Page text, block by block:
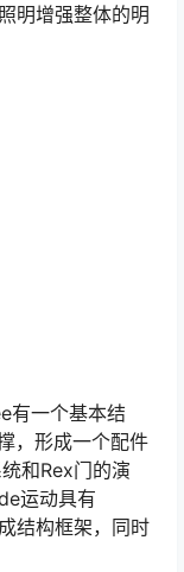
明增强整体的明
有一个基本结
，形成一个配件
和Rex门的演
运动具有
结构框架，同时